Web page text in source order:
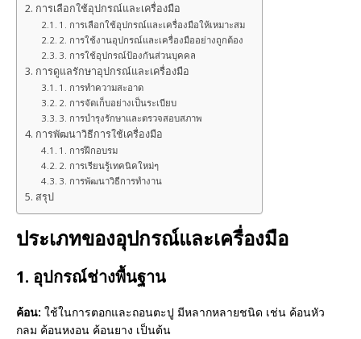
การเลือกใช้อุปกรณ์และเครื่องมือ
1. การเลือกใช้อุปกรณ์และเครื่องมือให้เหมาะสม
2. การใช้งานอุปกรณ์และเครื่องมืออย่างถูกต้อง
3. การใช้อุปกรณ์ป้องกันส่วนบุคคล
การดูแลรักษาอุปกรณ์และเครื่องมือ
1. การทำความสะอาด
2. การจัดเก็บอย่างเป็นระเบียบ
3. การบำรุงรักษาและตรวจสอบสภาพ
การพัฒนาวิธีการใช้เครื่องมือ
1. การฝึกอบรม
2. การเรียนรู้เทคนิคใหม่ๆ
3. การพัฒนาวิธีการทำงาน
สรุป
ประเภทของอุปกรณ์และเครื่องมือ
1. อุปกรณ์ช่างพื้นฐาน
ค้อน: ใช้ในการตอกและถอนตะปู มีหลากหลายชนิด เช่น ค้อนหัว
กลม ค้อนหงอน ค้อนยาง เป็นต้น